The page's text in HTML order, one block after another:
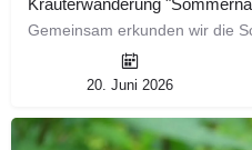
Kräuterwanderung
20. Juni 2026